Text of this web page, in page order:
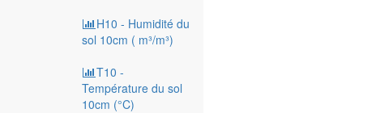
H10 - Humidité du
sol 10cm ( m³/m³)
T10 -
Température du sol
10cm (°C)